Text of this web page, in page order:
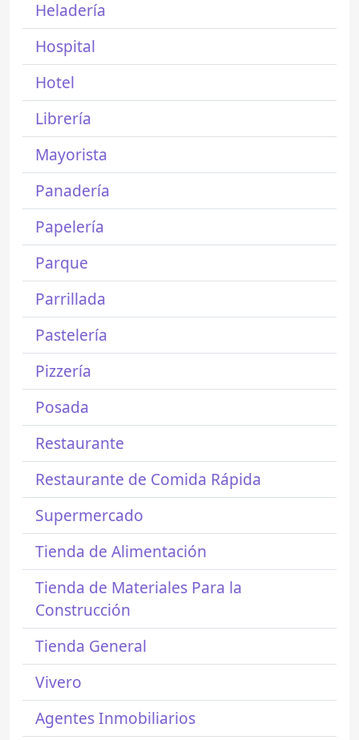
Heladería
Hospital
Hotel
Librería
Mayorista
Panadería
Papelería
Parque
Parrillada
Pastelería
Pizzería
Posada
Restaurante
Restaurante de Comida Rápida
Supermercado
Tienda de Alimentación
Tienda de Materiales Para la
Construcción
Tienda General
Vivero
Agentes Inmobiliarios